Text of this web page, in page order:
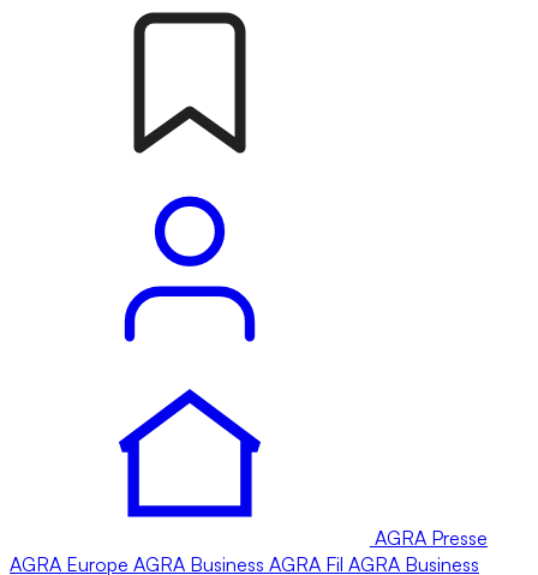
AGRA Presse
AGRA Europe AGRA Business AGRA Fil AGRA Business